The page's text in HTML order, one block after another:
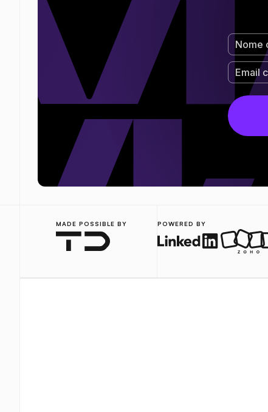
MADE POSSIBLE BY POWERED BY